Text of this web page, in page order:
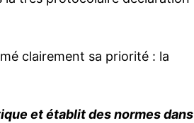
clairement sa priorité : la
et établit des normes dans